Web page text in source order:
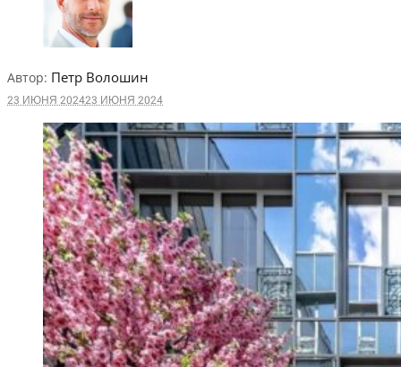
Автор: Петр Волошин
23 ИЮНЯ 202423 ИЮНЯ 2024